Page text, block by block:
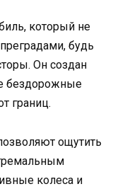
который не
будь
Он создан
бездорожные
границ.
ощутить
колеса и